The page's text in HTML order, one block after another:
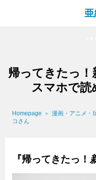
帰ってきたっ
スマホで読
Homepage 漫画・アニメ・
コさん
『帰ってきたっ！